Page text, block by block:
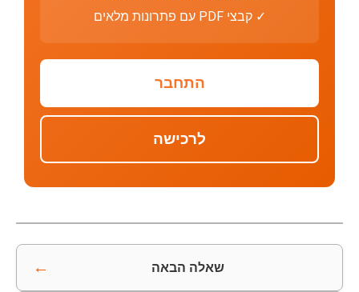
✓ קבצי PDF עם פתרונות מלאים
התחבר
לרכישה
שאלה הבאה ←